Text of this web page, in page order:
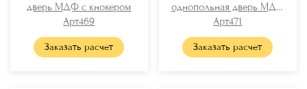
дверь МДФ с кнокером
Арт469
Заказать расчет
однопольная дверь МДФ
RAL
Арт471
Заказать расчет